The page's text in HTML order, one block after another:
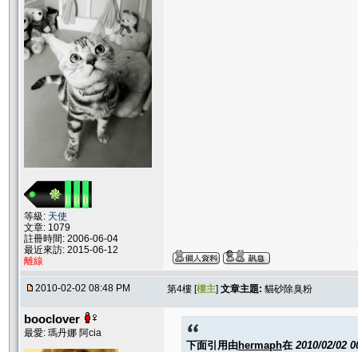
等級: 天使
文章: 1079
註冊時間: 2006-06-04
最近來訪: 2015-06-12
離線
2010-02-02 08:48 PM 第4樓 [樓主] 文章主題: 貓砂除臭粉
booclover
最愛: 瑪丹娜 阿cia
下面引用由hermaph在 2010/02/02